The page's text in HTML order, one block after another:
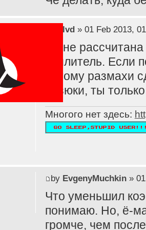
lvd» 01 Feb 2013,
TS не
усилитель. Если
потому размахи
резюки, ты
Многого нет здесь:
by EvgenyMuchkin» 01
Что уменьшил
понимаю. Но, ё-
громче, чем